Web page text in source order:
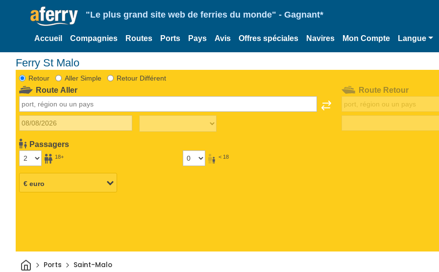
"Le plus grand site web de ferries du monde" - Gagnant*
Accueil Compagnies Routes Ports Pays Avis Offres spéciales Navires Mon Compte Langue
Ferry St Malo
Retour Aller Simple Retour Différent
Route Aller
Passagers
18+ < 18
Route Retour
Maison
Ports Saint-Malo